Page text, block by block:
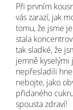
Při prvním
vás zarazí, jak
tomu, že jsme
stala
tak sladké, že
jemně kyselými
nepřesladili
nebojte, jako
přidaného
spousta zdraví!